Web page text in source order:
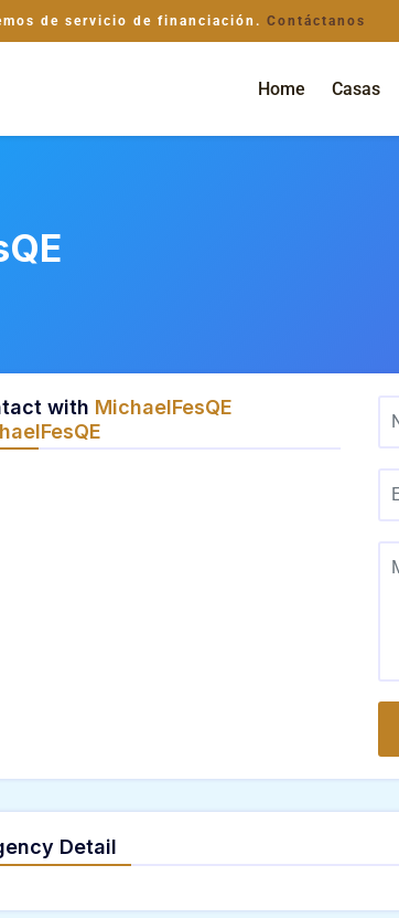
de servicio de financiación. Contáctanos
Home Casas
with MichaelFesQE
Detail